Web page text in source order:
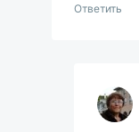
Ответить